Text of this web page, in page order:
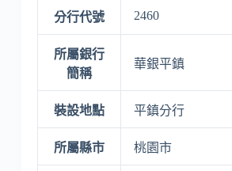
分行代號 2460
所屬銀行
簡稱
華銀平鎮
裝設地點 平鎮分行
所屬縣市 桃園市